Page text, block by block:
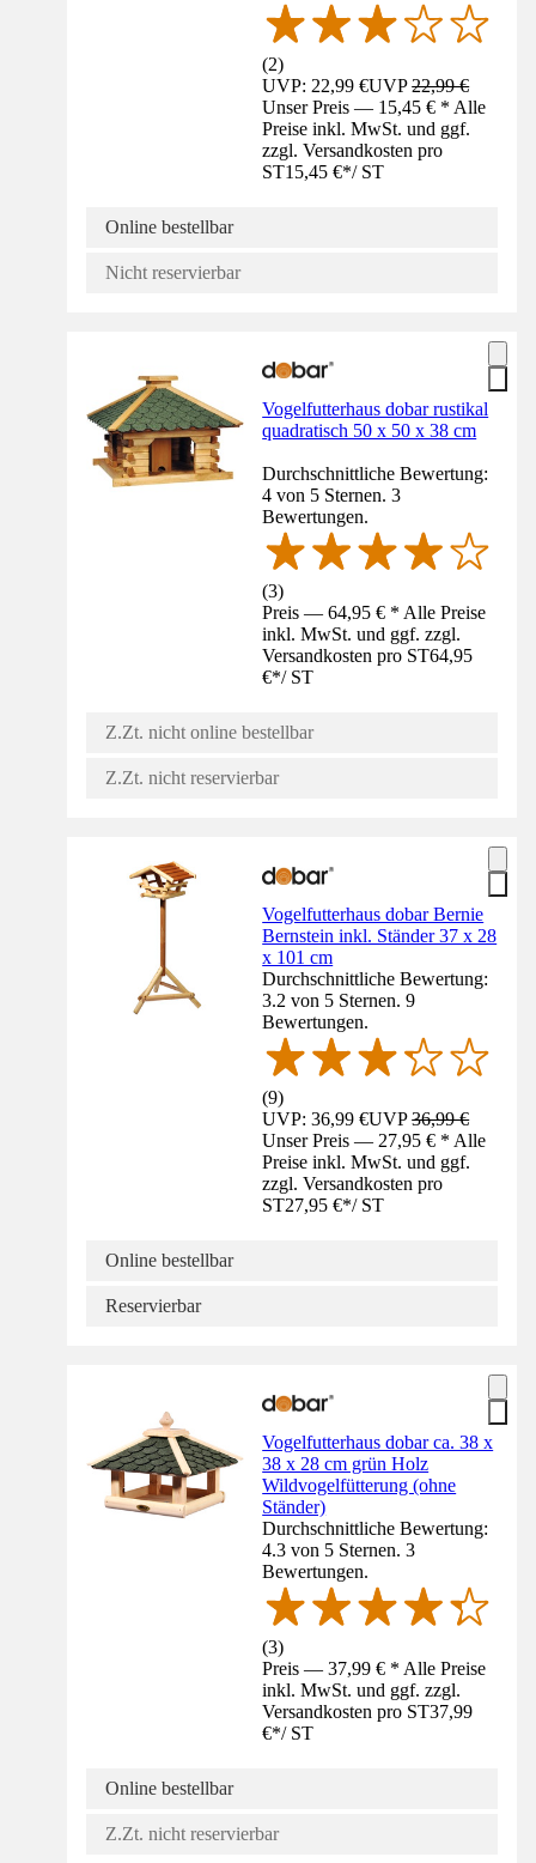
(2)
UVP: 22,99 €UVP22,99 €
Unser Preis — 15,45 € * Alle
Preise inkl. MwSt. und ggf.
zzgl. Versandkosten pro
ST15,45 €*/ ST
Online bestellbar
Nicht reservierbar
Vogelfutterhaus dobar rustikal
quadratisch 50 x 50 x 38 cm
Durchschnittliche Bewertung:
4 von 5 Sternen. 3
Bewertungen.
(3)
Preis — 64,95 € * Alle Preise
inkl. MwSt. und ggf. zzgl.
Versandkosten pro ST64,95
€*/ ST
Z.Zt. nicht online bestellbar
Z.Zt. nicht reservierbar
Vogelfutterhaus dobar Bernie
Bernstein inkl. Ständer 37 x 28
x 101 cm
Durchschnittliche Bewertung:
3.2 von 5 Sternen. 9
Bewertungen.
(9)
UVP: 36,99 €UVP36,99 €
Unser Preis — 27,95 € * Alle
Preise inkl. MwSt. und ggf.
zzgl. Versandkosten pro
ST27,95 €*/ ST
Online bestellbar
Reservierbar
Vogelfutterhaus dobar ca. 38 x
38 x 28 cm grün Holz
Wildvogelfütterung (ohne
Ständer)
Durchschnittliche Bewertung:
4.3 von 5 Sternen. 3
Bewertungen.
(3)
Preis — 37,99 € * Alle Preise
inkl. MwSt. und ggf. zzgl.
Versandkosten pro ST37,99
€*/ ST
Online bestellbar
Z.Zt. nicht reservierbar